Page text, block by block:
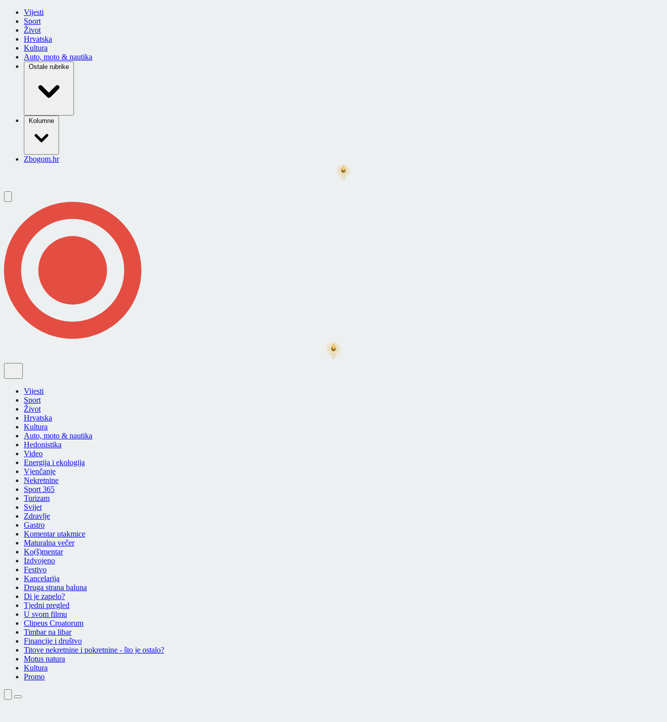
Vijesti
Sport
Život
Hrvatska
Kultura
Auto, moto & nautika
Ostale rubrike
Kolumne
Zbogom.hr
Vijesti
Sport
Život
Hrvatska
Kultura
Auto, moto & nautika
Hedonistika
Video
Energija i ekologija
Vjenčanje
Nekretnine
Sport 365
Turizam
Svijet
Zdravlje
Gastro
Komentar utakmice
Maturalna večer
Ko(š)mentar
Izdvojeno
Festivo
Kancelarija
Druga strana baluna
Di je zapelo?
Tjedni pregled
U svom filmu
Clipeus Croatorum
Timbar na libar
Financije i društvo
Titove nekretnine i pokretnine - što je ostalo?
Motus natura
Kultura
Promo